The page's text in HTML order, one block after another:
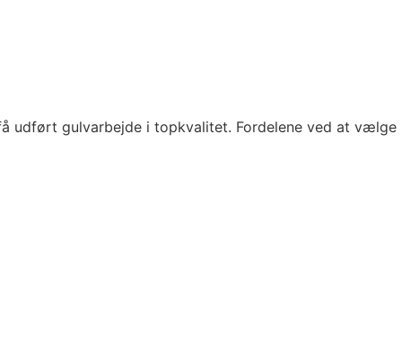
udført gulvarbejde i topkvalitet. Fordelene ved at vælge